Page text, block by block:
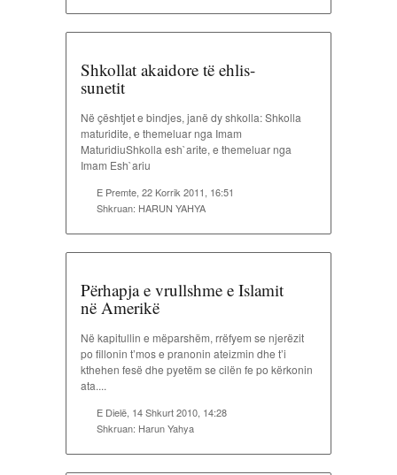
Shkollat akaidore të ehlis-
sunetit
Në çështjet e bindjes, janë dy shkolla: Shkolla
maturidite, e themeluar nga Imam
MaturidiuShkolla esh`arite, e themeluar nga
Imam Esh`ariu
E Premte, 22 Korrik 2011, 16:51
Shkruan: HARUN YAHYA
Përhapja e vrullshme e Islamit
në Amerikë
Në kapitullin e mëparshëm, rrëfyem se njerëzit
po fillonin t’mos e pranonin ateizmin dhe t’i
kthehen fesë dhe pyetëm se cilën fe po kërkonin
ata....
E Dielë, 14 Shkurt 2010, 14:28
Shkruan: Harun Yahya